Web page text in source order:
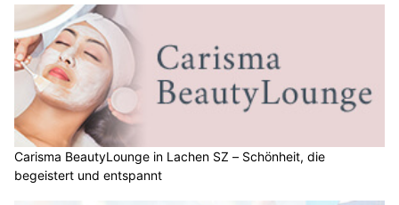
Carisma BeautyLounge in Lachen SZ – Schönheit, die
begeistert und entspannt